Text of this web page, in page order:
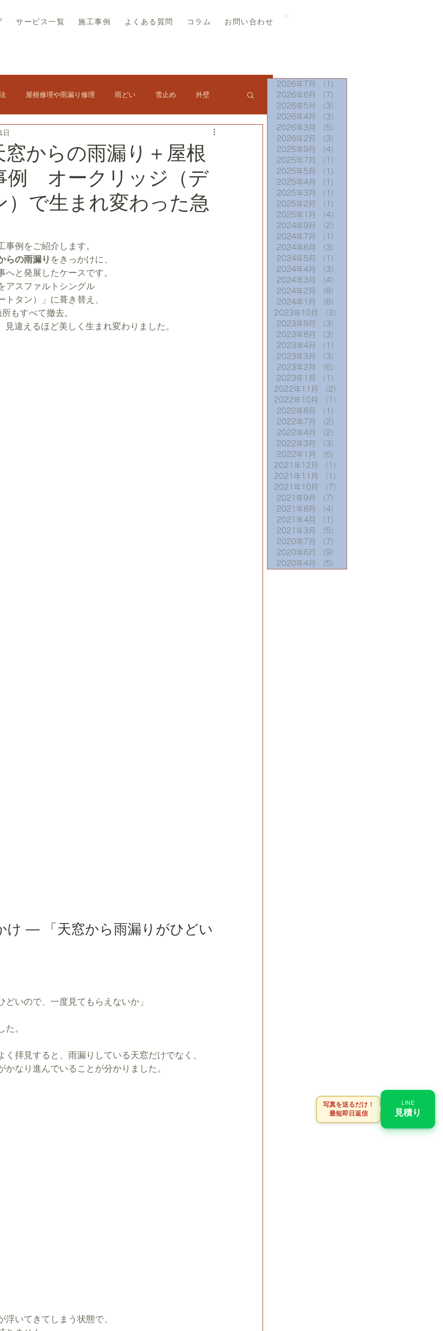
サービス一覧 施工事例 よくある質問 コラム お問い合わせ
屋根修理や雨漏り修理 雨どい 雪止め 外壁
修理 軒天修理 訪問販売・悪徳業者対策
アスベスト・コロニアル
窓からの雨漏り＋屋根
例 オークリッジ（デ
）で生まれ変わった急
日
例をご紹介します。
らの雨漏り をきっかけに、
と発展したケースです。
アスファルトシングル
タン）」に葺き替え、
もすべて撤去。
違えるほど美しく生まれ変わりました。
け ― 「天窓から雨漏りがひどい
どいので、一度見てもらえないか」
。
く拝見すると、雨漏りしている天窓だけでなく、
かなり進んでいることが分かりました。
いてきてしまう状態で、
2026年7月 （1）
2026年6月
（7）
2026年5月
（3）
2026年4月
（3）
2026年3月
（5）
2026年2月
（3）
2025年9月
（4）
2025年7月
（1）
2025年5月
（1）
2025年4月
（1）
2025年3月
（1）
2025年2月
（1）
2025年1月
（4）
2024年9月
（2）
2024年7月
（1）
2024年6月
（3）
2024年5月
（1）
2024年4月
（3）
2024年3月
（4）
2024年2月
（8）
2024年1月
（8）
2023年10月
（3）
2023年9月
（3）
2023年8月
（3）
2023年4月
（1）
2023年3月
（3）
2023年2月
（6）
2023年1月
（1）
2022年11月
（2）
2022年10月
（1）
2022年8月
（1）
2022年7月
（2）
2022年4月
（2）
2022年3月
（3）
2022年1月
（6）
2021年12月
（1）
2021年11月
（1）
2021年10月
（7）
2021年9月
（7）
2021年8月
（4）
2021年4月
（1）
2021年3月
（5）
2020年7月
（7）
2020年6月
（9）
2020年4月
（5）
写真を送るだけ！
最短即日返信
LINE
見積り